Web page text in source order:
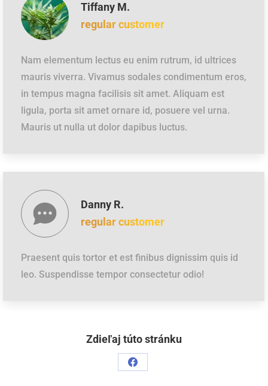
Tiffany M.
regular customer
Nam elementum lectus eu enim rutrum, id ultrices
mauris viverra. Vivamus sodales condimentum eros,
in tempus magna facilisis sit amet. Aliquam est
ligula, porta sit amet ornare id, posuere vel urna.
Mauris ut nulla ut dolor dapibus luctus.
Danny R.
regular customer
Praesent quis tortor et est finibus dignissim quis id
leo. Suspendisse tempor consectetur odio!
Zdieľaj túto stránku
Podiel